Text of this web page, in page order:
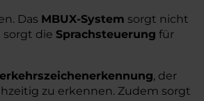
Das MBUX-System sorgt nicht
sorgt die Sprachsteuerung für
, der
zu erkennen. Zudem sorgt